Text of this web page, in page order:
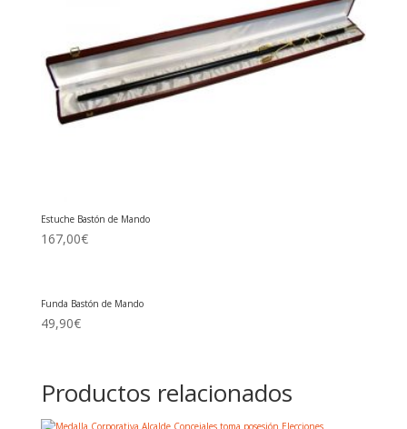
Estuche Bastón de Mando
167,00€
Funda Bastón de Mando
49,90€
Productos relacionados